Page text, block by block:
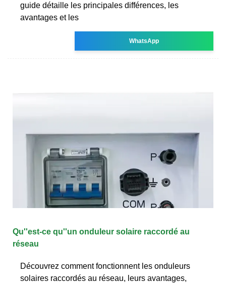
guide détaille les principales différences, les
avantages et les
WhatsApp
Qu''est-ce qu''un onduleur solaire raccordé au
réseau
Découvrez comment fonctionnent les onduleurs
solaires raccordés au réseau, leurs avantages,